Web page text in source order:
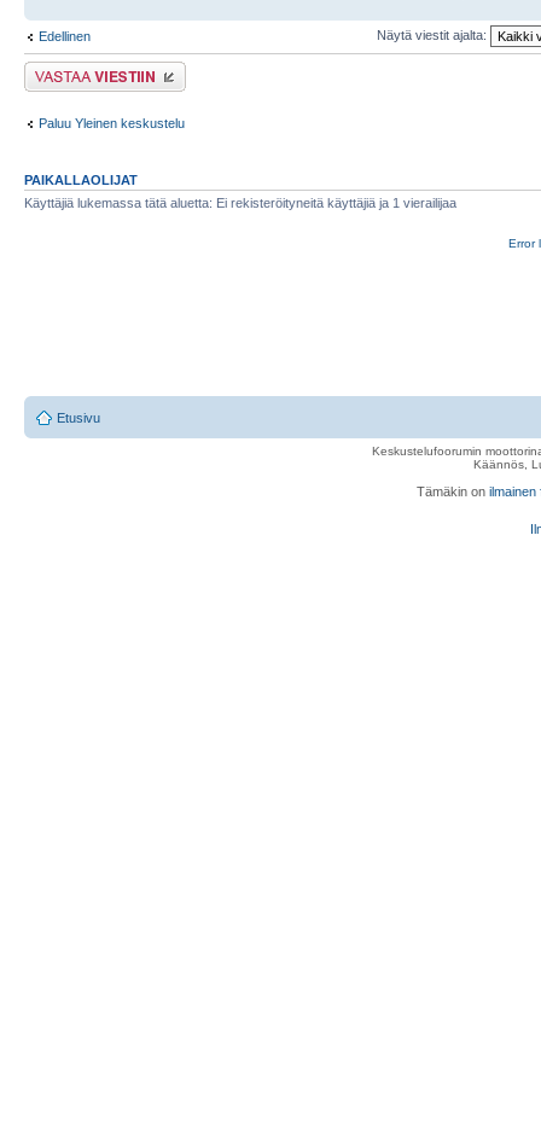
Edellinen Näytä viestit ajalta:
Lähetä vastaus
Paluu Yleinen keskustelu
PAIKALLAOLIJAT
Käyttäjiä lukemassa tätä aluetta: Ei rekisteröityneitä käyttäjiä ja 1 vierailijaa
Error
Etusivu
Keskustelufoorumin
Käännös,
Tämäkin on ilmainen